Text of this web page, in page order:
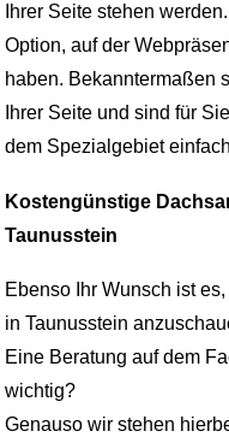
Ihrer Seite stehen
Option, auf der
haben. Bekanntermaßen
Ihrer Seite und sind für
dem Spezialgebiet
Kostengünstige
Taunusstein
Ebenso Ihr Wunsch ist
in Taunusstein
Eine Beratung auf dem
wichtig?
Genauso wir stehen